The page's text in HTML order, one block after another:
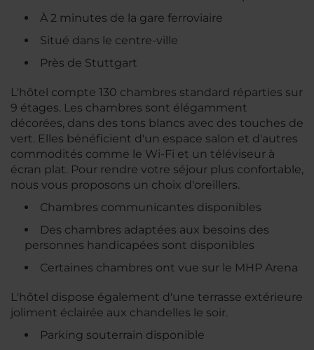
À 2 minutes de la gare ferroviaire
Situé dans le centre-ville
Près de Stuttgart
L'hôtel compte 130 chambres standard réparties sur
9 étages. Les chambres sont élégamment
décorées, dans des tons blancs avec des touches de
vert. Elles bénéficient d'un espace salon et d'autres
commodités comme le Wi-Fi et un téléviseur à
écran plat. Pour rendre votre séjour plus confortable,
nous vous proposons un choix d'oreillers.
Chambres communicantes disponibles
Des chambres adaptées aux besoins des
personnes handicapées sont disponibles
Certaines chambres ont vue sur le MHP Arena
L'hôtel dispose également d'une terrasse extérieure
joliment éclairée aux chandelles le soir.
Parking souterrain disponible